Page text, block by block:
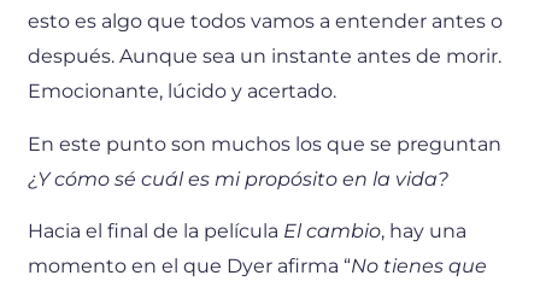
esto es algo que todos vamos a entender antes o
después. Aunque sea un instante antes de morir.
Emocionante, lúcido y acertado.
En este punto son muchos los que se preguntan
¿Y cómo sé cuál es mi propósito en la vida?
Hacia el final de la película El cambio, hay una
momento en el que Dyer afirma “No tienes que